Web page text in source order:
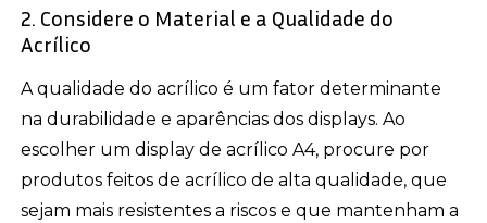
2. Considere o Material e a Qualidade do
Acrílico
A qualidade do acrílico é um fator determinante
na durabilidade e aparências dos displays. Ao
escolher um display de acrílico A4, procure por
produtos feitos de acrílico de alta qualidade, que
sejam mais resistentes a riscos e que mantenham a